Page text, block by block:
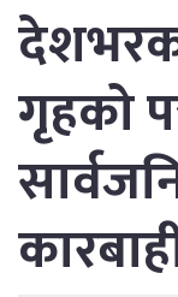
गृहको